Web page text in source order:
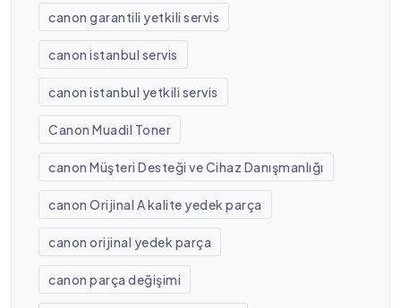
canon garantili yetkili servis
canon istanbul servis
canon istanbul yetkili servis
Canon Muadil Toner
canon Müşteri Desteği ve Cihaz Danışmanlığı
canon Orijinal A kalite yedek parça
canon orijinal yedek parça
canon parça değişimi